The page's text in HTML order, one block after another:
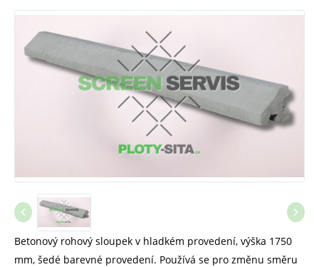
Betonový rohový sloupek v hladkém provedení, výška 1750
mm, šedé barevné provedení. Používá se pro změnu směru